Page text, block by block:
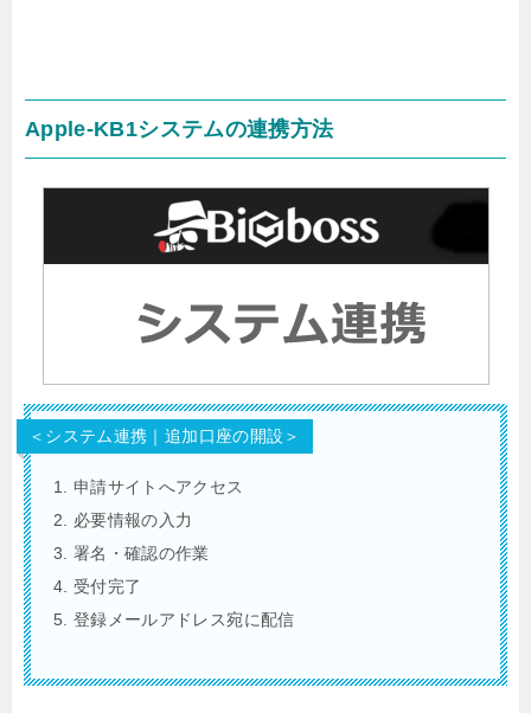
Apple-KB1システムの連携方法
＜システム連携｜追加口座の開設＞
申請サイトへアクセス
必要情報の入力
署名・確認の作業
受付完了
登録メールアドレス宛に配信